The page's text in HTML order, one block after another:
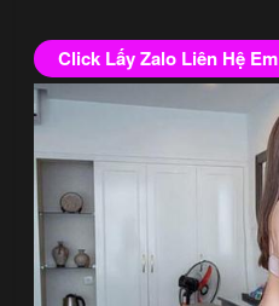
Click Lấy Zalo Liên Hệ Em